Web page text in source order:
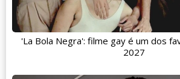
'La Bola Negra': filme gay é um dos
2027